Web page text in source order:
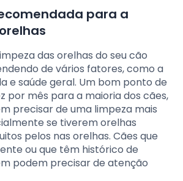
para a
das orelhas do seu cão
de vários fatores, como a
e saúde geral. Um bom ponto de
por mês para a maioria dos cães,
precisar de uma limpeza mais
se tiverem orelhas
pelos nas orelhas. Cães que
ou que têm histórico de
podem precisar de atenção